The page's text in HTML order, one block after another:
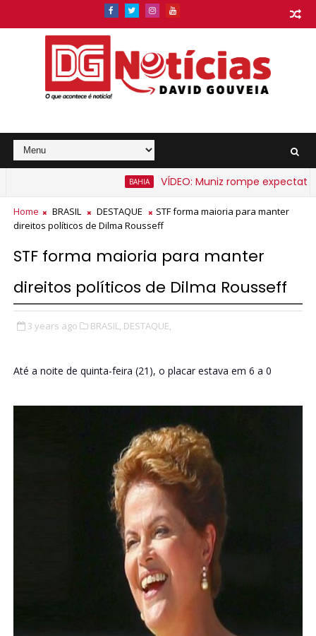
VÍDEO: Muniz rompe expectativa e
na Bahia a partir de segunda-feira
Home BRASIL DESTAQUE
STF forma maioria para manter
direitos políticos de Dilma Rousseff
STF forma maioria para manter
direitos políticos de Dilma Rousseff
3 years ago BRASIL, DESTAQUE,
Até a noite de quinta-feira (21), o placar estava em 6 a 0